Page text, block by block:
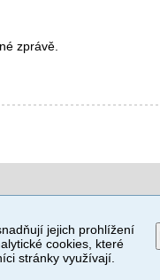
zprávě.
jejich prohlížení
cookies, které
stránky využívají.